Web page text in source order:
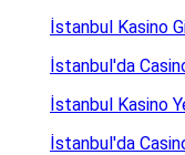
İstanbul Kasino
İstanbul'da
İstanbul Kasino
İstanbul'da